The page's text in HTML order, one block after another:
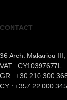
CONTACT
36 Arch. Makariou III,
VAT : CY10397677L
GR : +30 210 300
CY : +357 22 000 345